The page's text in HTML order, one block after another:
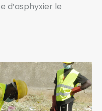
d’asphyxier le